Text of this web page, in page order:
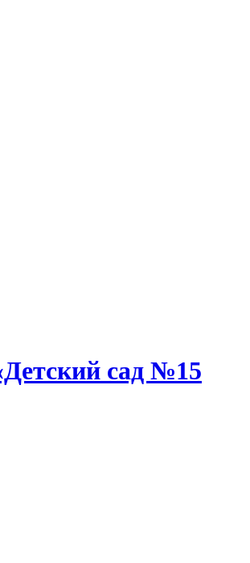
сад №15